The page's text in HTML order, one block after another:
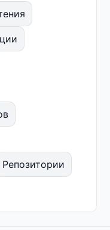
Репозитории